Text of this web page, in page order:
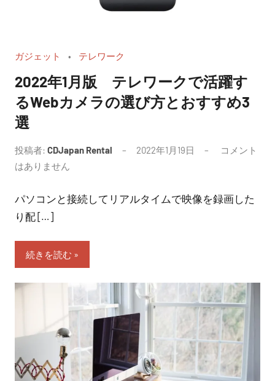
ガジェット テレワーク
2022年1月版 テレワークで活躍す
るWebカメラの選び方とおすすめ3
選
投稿者: CDJapan Rental 2022年1月19日
コメント
はありません
パソコンと接続してリアルタイムで映像を録画した
り配 […]
続きを読む